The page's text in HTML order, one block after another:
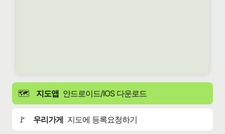
🗺️ 지도앱 안드로이드/IOS 다운로드
🚩 우리가게 지도에 등록요청하기